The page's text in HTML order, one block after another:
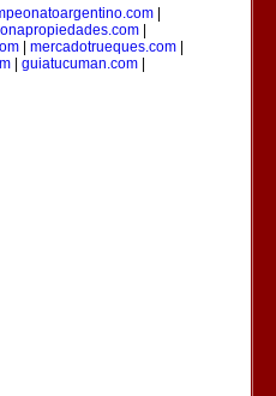
|
mercadotrueques.com
guiatucuman.com